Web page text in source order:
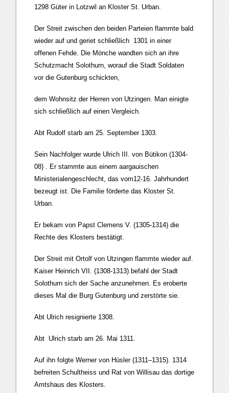
1298 Güter in Lotzwil an Kloster St. Urban.
Der Streit zwischen den beiden Parteien flammte bald
wieder auf und geriet schließlich 1301 in einer
offenen Fehde. Die Mönche wandten sich an ihre
Schutzmacht Solothurn, worauf die Stadt Soldaten
vor die Gutenburg schickten,
dem Wohnsitz der Herren von Utzingen. Man einigte
sich schließlich auf einen Vergleich.
Abt Rudolf starb am 25. September 1303.
Sein Nachfolger wurde Ulrich III. von Bütikon (1304-
08) . Er stammte aus einem aargauischen
Ministerialengeschlecht, das vom12-16. Jahrhundert
bezeugt ist. Die Familie förderte das Kloster St.
Urban.
Er bekam von Papst Clemens V. (1305-1314) die
Rechte des Klosters bestätigt.
Der Streit mit Ortolf von Utzingen flammte wieder auf.
Kaiser Heinrich VII. (1308-1313) befahl der Stadt
Solothurn sich der Sache anzunehmen. Es eroberte
dieses Mal die Burg Gutenburg und zerstörte sie.
Abt Ulrich resignierte 1308.
Abt Ulrich starb am 26. Mai 1311.
Auf ihn folgte Werner von Hüsler (1311–1315). 1314
befreiten Schultheiss und Rat von Willisau das dortige
Amtshaus des Klosters.